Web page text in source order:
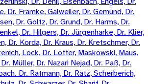
Dr. Främke, Gälweiler, Dr. Gemünd, Dr.
Dr. Goltz, Dr. Grund, Dr. Harms, Dr.
Dr. Hilgers, Dr. Jürgenharke, Dr. Klier,
Dr. Korda, Dr. Kraus, Dr. Kretschmer, Dr.
Lock, Dr. Lotter, Maskowski, Maus,
Müller, Dr. Nazari Nejad, Dr. Paß, Dr.
Dr. Ratmann, Dr. Ratz, Scherberich,